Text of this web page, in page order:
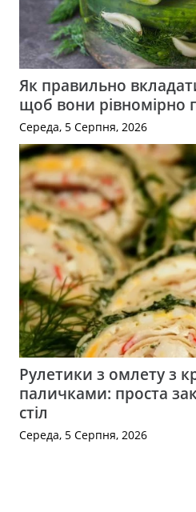
Як правильно
щоб вони рівномірно
Середа, 5 Серпня, 2026
Рулетики з омлету з
паличками: проста
стіл
Середа, 5 Серпня, 2026